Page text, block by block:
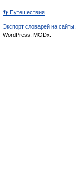
👣 Путешествия
Экспорт словарей на сайты
WordPress, MODx.